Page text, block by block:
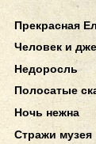
Прекрасная
Человек и
Недоросль
Полосатые
Ночь нежна
Стражи музея